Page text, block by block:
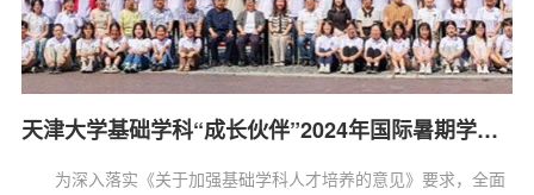
天津大学基础学科“成长伙伴”2024年国际暑期学校 ——化学与生物前沿讲座成功举办
为深入落实《关于加强基础学科人才培养的意见》要求，全面